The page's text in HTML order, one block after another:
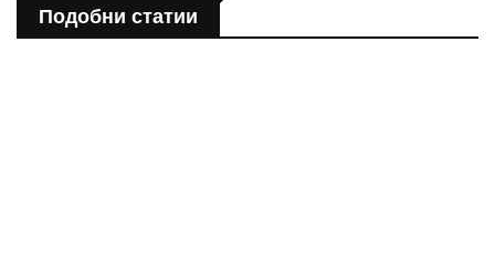
Подобни статии